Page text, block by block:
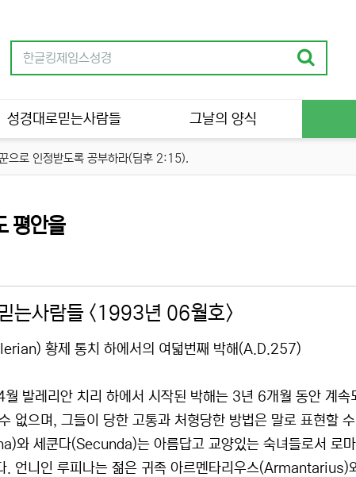
성경대로믿는사람들 그날의 양식
으로 인정받도록 공부하라(딤후 2:15).
평안을
는사람들 <1993년 06월호>
황제 통치 하에서의 여덟번째 박해(A.D.257)
발레리안 치리 하에서 시작된 박해는 3년 6개월 동안 계속
없으며, 그들이 당한 고통과 처형당한 방법은 말로 표현할
와 세쿤다(Secunda)는 아름답고 교양있는 숙녀들로서 로
. 언니인 루피나는 젊은 귀족 아르멘타리우스(Armantarius)